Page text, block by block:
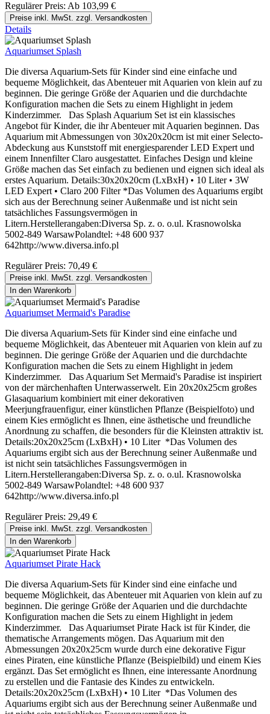
Regulärer Preis: Ab 103,99 €
Preise inkl. MwSt. zzgl. Versandkosten
Details
Aquariumset Splash
Die diversa Aquarium-Sets für Kinder sind eine einfache und
bequeme Möglichkeit, das Abenteuer mit Aquarien von klein auf zu
beginnen. Die geringe Größe der Aquarien und die durchdachte
Konfiguration machen die Sets zu einem Highlight in jedem
Kinderzimmer. Das Splash Aquarium Set ist ein klassisches
Angebot für Kinder, die ihr Abenteuer mit Aquarien beginnen. Das
Aquarium mit Abmessungen von 30x20x20cm ist mit einer Selecto-
Abdeckung aus Kunststoff mit energiesparender LED Expert und
einem Innenfilter Claro ausgestattet. Einfaches Design und kleine
Größe machen das Set einfach zu bedienen und eignen sich ideal als
erstes Aquarium. Details:30x20x20cm (LxBxH) • 10 Liter • 3W
LED Expert • Claro 200 Filter *Das Volumen des Aquariums ergibt
sich aus der Berechnung seiner Außenmaße und ist nicht sein
tatsächliches Fassungsvermögen in
Litern.Herstellerangaben:Diversa Sp. z. o. o.ul. Krasnowolska
5002-849 WarsawPolandtel: +48 600 937
642http://www.diversa.info.pl
Regulärer Preis: 70,49 €
Preise inkl. MwSt. zzgl. Versandkosten
In den Warenkorb
Aquariumset Mermaid's Paradise
Die diversa Aquarium-Sets für Kinder sind eine einfache und
bequeme Möglichkeit, das Abenteuer mit Aquarien von klein auf zu
beginnen. Die geringe Größe der Aquarien und die durchdachte
Konfiguration machen die Sets zu einem Highlight in jedem
Kinderzimmer. Das Aquarium Set Mermaid's Paradise ist inspiriert
von der märchenhaften Unterwasserwelt. Ein 20x20x25cm großes
Glasaquarium kombiniert mit einer dekorativen
Meerjungfrauenfigur, einer künstlichen Pflanze (Beispielfoto) und
einem Kies ermöglicht es Ihnen, eine ästhetische und freundliche
Anordnung zu schaffen, die besonders für die Kleinsten attraktiv ist.
Details:20x20x25cm (LxBxH) • 10 Liter *Das Volumen des
Aquariums ergibt sich aus der Berechnung seiner Außenmaße und
ist nicht sein tatsächliches Fassungsvermögen in
Litern.Herstellerangaben:Diversa Sp. z. o. o.ul. Krasnowolska
5002-849 WarsawPolandtel: +48 600 937
642http://www.diversa.info.pl
Regulärer Preis: 29,49 €
Preise inkl. MwSt. zzgl. Versandkosten
In den Warenkorb
Aquariumset Pirate Hack
Die diversa Aquarium-Sets für Kinder sind eine einfache und
bequeme Möglichkeit, das Abenteuer mit Aquarien von klein auf zu
beginnen. Die geringe Größe der Aquarien und die durchdachte
Konfiguration machen die Sets zu einem Highlight in jedem
Kinderzimmer. Das Aquariumset Pirate Hack ist für Kinder, die
thematische Arrangements mögen. Das Aquarium mit den
Abmessungen 20x20x25cm wurde durch eine dekorative Figur
eines Piraten, eine künstliche Pflanze (Beispielbild) und einem Kies
ergänzt. Das Set ermöglicht es Ihnen, eine interessante Anordnung
zu erstellen und die Fantasie des Kindes zu entwickeln.
Details:20x20x25cm (LxBxH) • 10 Liter *Das Volumen des
Aquariums ergibt sich aus der Berechnung seiner Außenmaße und